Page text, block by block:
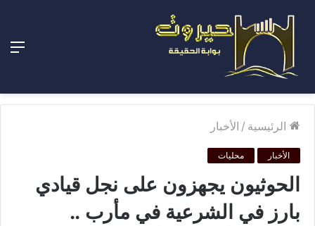
الرئيسية / الأخبار
الأخبار محليات
الحوثيون يجهزون على نجل قيادي
بارز في الشرعية في مأرب ..